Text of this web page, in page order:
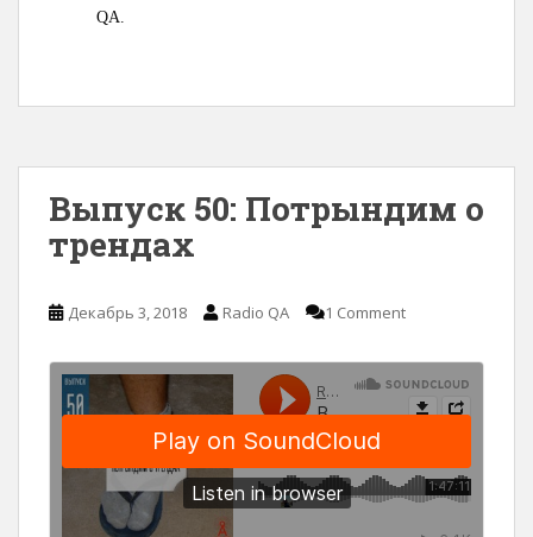
QA.
Выпуск 50: Потрындим о
трендах
Декабрь 3, 2018 Radio QA 1 Comment